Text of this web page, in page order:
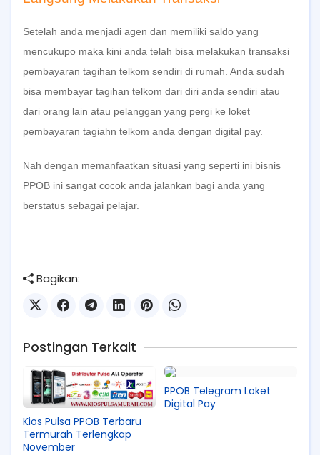
Setelah anda menjadi agen dan memiliki saldo yang
mencukupo maka kini anda telah bisa melakukan transaksi
pembayaran tagihan telkom sendiri di rumah. Anda sudah
bisa membayar tagihan telkom dari diri anda sendiri atau
dari orang lain atau pelanggan yang pergi ke loket
pembayaran tagiahn telkom anda dengan digital pay.
Nah dengan memanfaatkan situasi yang seperti ini bisnis
PPOB ini sangat cocok anda jalankan bagi anda yang
berstatus sebagai pelajar.
Bagikan:
Postingan Terkait
Kios Pulsa PPOB Terbaru
Termurah Terlengkap
November
PPOB Telegram Loket
Digital Pay